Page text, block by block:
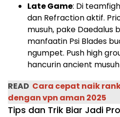
Late Game: Di
dan Refraction aktif.
musuh, pake Daedalus
manfaatin Psi Blades
ngumpet. Push high
hancurin ancient
READ Cara cepat naik
dengan vpn aman 2025
Tips dan Trik Biar Jadi